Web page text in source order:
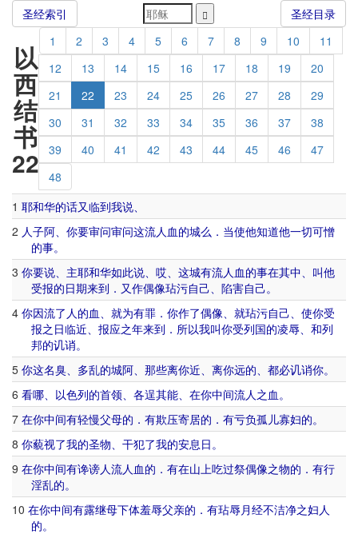
圣经索引 圣经目录
以
西
结
书
22
1 2 3 4 5 6 7 8 9 10
11
12
13 14 15 16 17 18 19
20
21
22 23 24 25 26 27 28
29
30
31 32 33 34 35 36 37
38
39
40 41 42 43 44 45 46
47
48
1 耶和华的话又临到我说、
2 人子阿、 你要审问审问这流人血的城么 ． 当使他知道他一切可憎
的事。
3 你要说、 主耶和华如此说、 哎、 这城有流人血的事在其中、 叫他
受报的日期来到 ． 又作偶像玷污自己、 陷害自己。
4 你因流了 人的血、 就为有罪 ． 你作了偶像、 就玷污自己、 使你受
报之 日临近、 报应之年来到 ． 所以我叫你受列国的凌辱、 和列
邦的讥诮。
5 你这名臭、 多乱的城阿、 那些离你近、 离你远的、 都必讥诮你。
6 看哪、 以色列的首领、 各逞其能、 在你中间流人之 血。
7 在你中间有轻慢父母的 ． 有欺压寄居的 ． 有亏负孤儿寡妇的。
8 你藐视了我的圣物、 干犯了我的安息日。
9 在你中间有谗谤人流人血的 ． 有在山上吃过祭偶像之物的 ． 有行
淫乱的。
10 在你中间有露继母下体羞辱父亲的 ． 有玷辱月经不洁净之妇人
的。